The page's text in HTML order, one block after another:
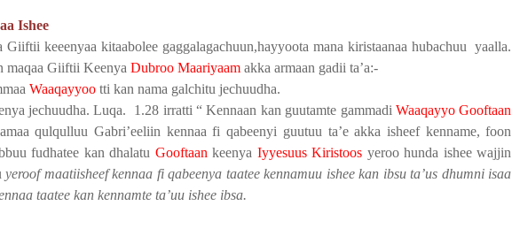
Ishee
Giiftii keeenyaa kitaabolee gaggalagachuun,hayyoota mana kiristaanaa hubachuu
yaalla.
maqaa Giiftii Keenya Dubroo Maariyaam akka armaan gadii ta’a:-
Waaqayyoo tti kan nama galchitu jechuudha.
jechuudha. Luqa. 1.28 irratti “ Kennaan kan guutamte gammadi Waaqayyo Gooftaan
qulqulluu Gabri’eeliin kennaa fi qabeenyi guutuu ta’e akka isheef kenname, foon
fudhatee kan dhalatu Gooftaan keenya Iyyesuus Kiristoos yeroo hunda ishee wajjin
yeroof maatiisheef kennaa fi qabeenya taatee kennamuu ishee kan ibsu ta’us dhumni isaa
taatee kan kennamte ta’uu ishee ibsa.